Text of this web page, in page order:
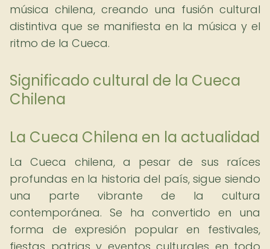
música chilena, creando una fusión cultural
distintiva que se manifiesta en la música y el
ritmo de la Cueca.
Significado cultural de la Cueca
Chilena
La Cueca Chilena en la actualidad
La Cueca chilena, a pesar de sus raíces
profundas en la historia del país, sigue siendo
una parte vibrante de la cultura
contemporánea. Se ha convertido en una
forma de expresión popular en festivales,